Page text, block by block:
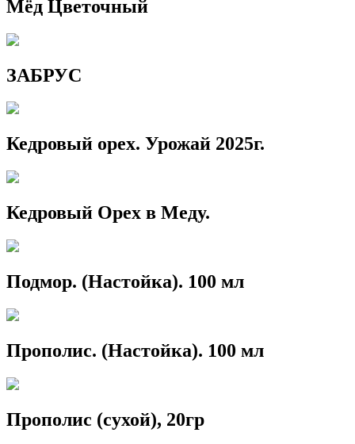
Мёд Цветочный
ЗАБРУС
Кедровый орех. Урожай 2025г.
Кедровый Орех в Меду.
Подмор. (Настойка). 100 мл
Прополис. (Настойка). 100 мл
Прополис (сухой), 20гр